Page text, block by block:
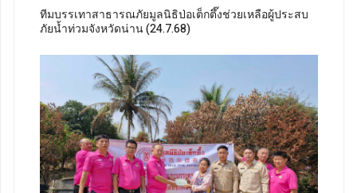
ทีมบรรเทาสาธารณภัยมูลนิธิป่อเต็กตึ๊งช่วยเหลือผู้ประสบ
ภัยน้ำท่วมจังหวัดน่าน (24.7.68)